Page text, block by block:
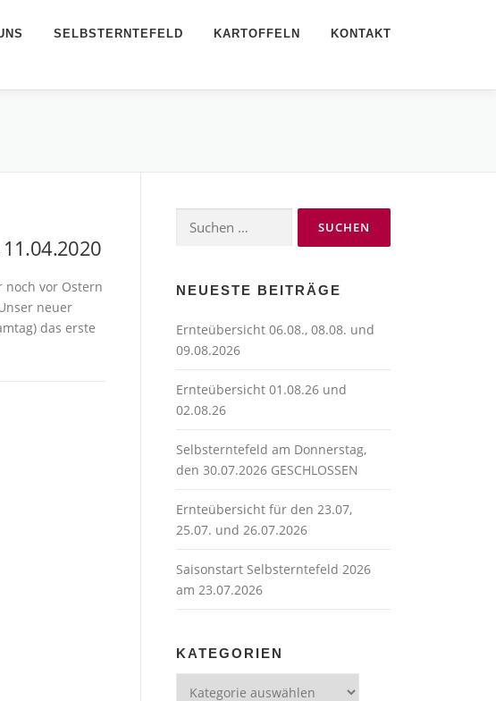
SELBSTERNTEFELD KARTOFFELN KONTAKT
11.04.2020
vor Ostern
neuer
das erste
Suchen
nach:
NEUESTE BEITRÄGE
Ernteübersicht 06.08., 08.08. und
09.08.2026
Ernteübersicht 01.08.26 und
02.08.26
Selbsterntefeld am Donnerstag,
den 30.07.2026 GESCHLOSSEN
Ernteübersicht für den 23.07,
25.07. und 26.07.2026
Saisonstart Selbsterntefeld 2026
am 23.07.2026
KATEGORIEN